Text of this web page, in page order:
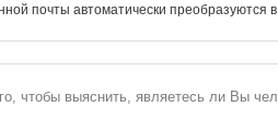
почты автоматически преобразуются
чтобы выяснить, являетесь ли Вы